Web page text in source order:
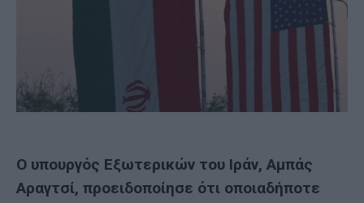
Ο υπουργός Εξωτερικών του Ιράν, Αμπάς
Αραγτσί, προειδοποίησε ότι οποιαδήποτε